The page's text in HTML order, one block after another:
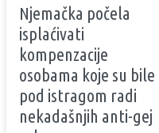
Njemačka počela
isplaćivati
kompenzacije
osobama koje su bile
pod istragom radi
nekadašnjih anti-gej